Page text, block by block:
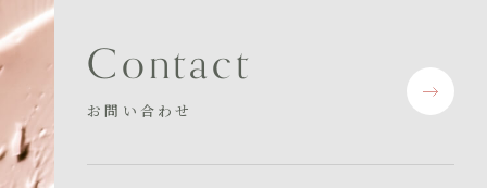
Contact
お問い合わせ